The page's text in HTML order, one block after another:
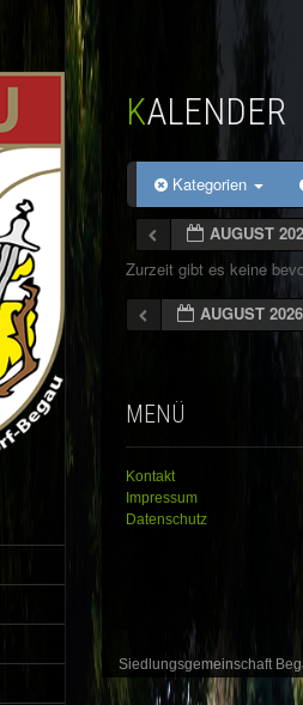
KALENDER
Kategorien
AUGUST
Zurzeit gibt es keine
AUGUST 2026
MENÜ
Kontakt
Impressum
Datenschutz
Siedlungsgemeinschaft